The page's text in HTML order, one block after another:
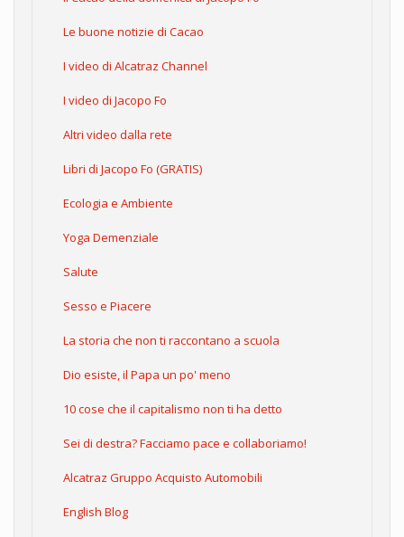
Le buone notizie di Cacao
I video di Alcatraz Channel
I video di Jacopo Fo
Altri video dalla rete
Libri di Jacopo Fo (GRATIS)
Ecologia e Ambiente
Yoga Demenziale
Salute
Sesso e Piacere
La storia che non ti raccontano a scuola
Dio esiste, il Papa un po' meno
10 cose che il capitalismo non ti ha detto
Sei di destra? Facciamo pace e collaboriamo!
Alcatraz Gruppo Acquisto Automobili
English Blog